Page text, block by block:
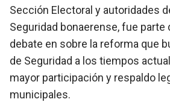
Sección Electoral y autoridades
Seguridad bonaerense, fue parte
debate en sobre la reforma que
de Seguridad a los tiempos
mayor participación y respaldo
municipales.